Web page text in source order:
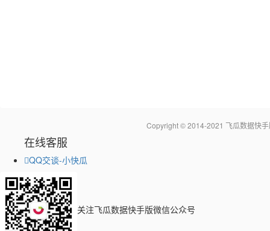
Copyright © 2014-2021 飞瓜数据快
在线客服
QQ交谈-小快瓜
关注飞瓜数据快手版微信公众号